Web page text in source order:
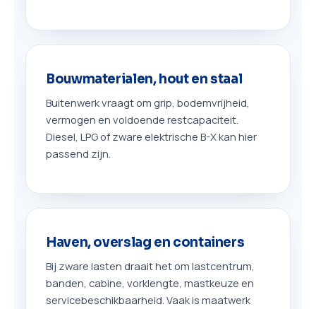
Bouwmaterialen, hout en staal
Buitenwerk vraagt om grip, bodemvrijheid,
vermogen en voldoende restcapaciteit.
Diesel, LPG of zware elektrische B-X kan hier
passend zijn.
Haven, overslag en containers
Bij zware lasten draait het om lastcentrum,
banden, cabine, vorklengte, mastkeuze en
servicebeschikbaarheid. Vaak is maatwerk